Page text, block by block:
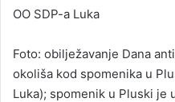
OO SDP-a Luka
Foto: obilježavanje Dana
okoliša kod spomenika u
Luka); spomenik u Pluski